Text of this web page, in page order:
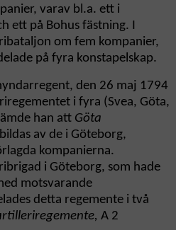
varav bl.a. ett i
ett på Bohus fästning. I
om fem kompanier,
på fyra konstapelskap.
den 26 maj 1794
i fyra (Svea, Göta,
han att Göta
av de i Göteborg,
kompanierna.
i Göteborg, som hade
motsvarande
detta regemente i två
A 2